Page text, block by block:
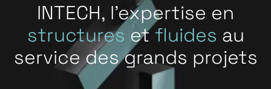
INTECH, l'expertise en
structures et fluides au
service des grands projets